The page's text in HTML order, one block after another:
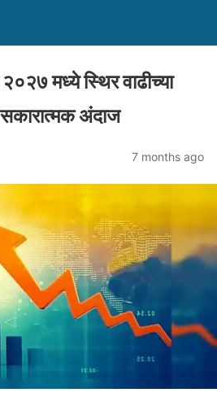
मध्ये स्थिर वाढीच्या
सकारात्मक अंदाज
7 months ago